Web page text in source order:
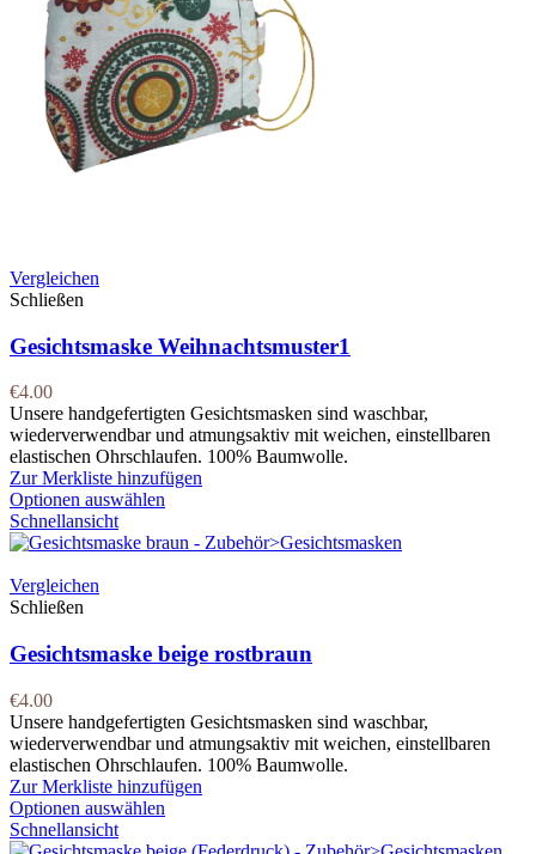
Vergleichen
Schließen
Gesichtsmaske Weihnachtsmuster1
€4.00
Unsere handgefertigten Gesichtsmasken sind waschbar,
wiederverwendbar und atmungsaktiv mit weichen, einstellbaren
elastischen Ohrschlaufen. 100% Baumwolle.
Zur Merkliste hinzufügen
Optionen auswählen
Schnellansicht
Vergleichen
Schließen
Gesichtsmaske beige rostbraun
€4.00
Unsere handgefertigten Gesichtsmasken sind waschbar,
wiederverwendbar und atmungsaktiv mit weichen, einstellbaren
elastischen Ohrschlaufen. 100% Baumwolle.
Zur Merkliste hinzufügen
Optionen auswählen
Schnellansicht